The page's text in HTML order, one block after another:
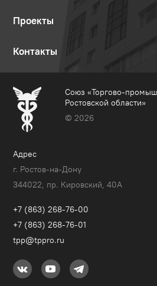
Проекты
Контакты
Союз «Торгово-
Ростовской области»
© 2026
Адрес
г. Ростов-на-Дону
344022, пр. Кировский, 40A
+7 (863) 268-76-00
+7 (863) 268-76-01
tpp@tppro.ru